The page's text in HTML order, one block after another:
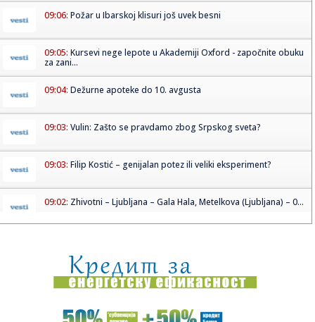
09:06: Požar u Ibarskoj klisuri još uvek besni
09:05: Kursevi nege lepote u Akademiji Oxford - započnite obuku
za zani...
09:04: Dežurne apoteke do 10. avgusta
09:03: Vulin: Zašto se pravdamo zbog Srpskog sveta?
09:03: Filip Kostić – genijalan potez ili veliki eksperiment?
09:02: Zhivotni – Ljubljana – Gala Hala, Metelkova (Ljubljana) – 0...
09:00:Kina zabranjuje jedan od najnovijih trendova u
autoindustriji
09:00:Vučić o „najboljim helikopterima na svetu“: „Helikoptersk...